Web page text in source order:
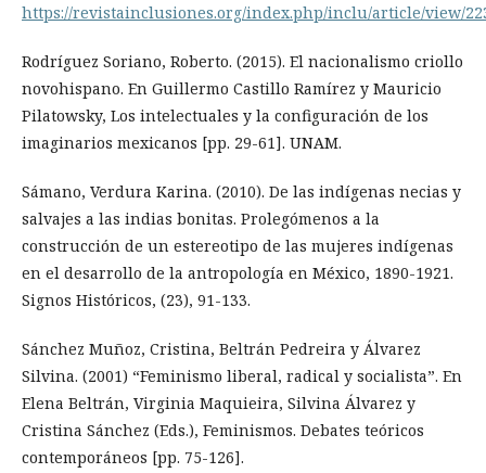
https://revistainclusiones.org/index.php/inclu/article/view/
Rodríguez Soriano, Roberto. (2015). El nacionalismo criollo
novohispano. En Guillermo Castillo Ramírez y Mauricio
Pilatowsky, Los intelectuales y la configuración de los
imaginarios mexicanos [pp. 29-61]. UNAM.
Sámano, Verdura Karina. (2010). De las indígenas necias y
salvajes a las indias bonitas. Prolegómenos a la
construcción de un estereotipo de las mujeres indígenas
en el desarrollo de la antropología en México, 1890-1921.
Signos Históricos, (23), 91-133.
Sánchez Muñoz, Cristina, Beltrán Pedreira y Álvarez
Silvina. (2001) “Feminismo liberal, radical y socialista”. En
Elena Beltrán, Virginia Maquieira, Silvina Álvarez y
Cristina Sánchez (Eds.), Feminismos. Debates teóricos
contemporáneos [pp. 75-126].